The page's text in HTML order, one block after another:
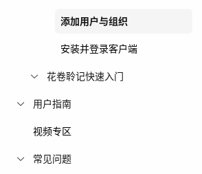
添加用户与组织
安装并登录客户端
花卷聆记快速入门
用户指南
视频专区
常见问题